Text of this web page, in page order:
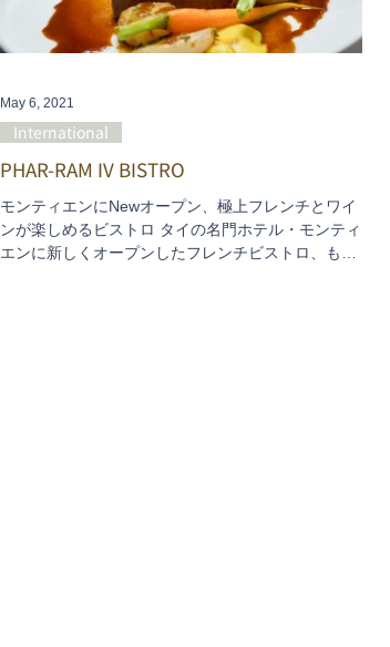
PHAR-RAM IV BISTRO
モンティエンにNewオープン、極上フレンチとワイ
ンが楽しめるビストロ タイの名門ホテル・モンティ
エンに新しくオープンしたフレンチビストロ、もう
International
May 6, 2021